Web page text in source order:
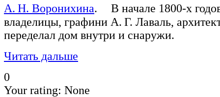
А. Н. Воронихина. В начале 1800-х
владелицы, графини А. Г. Лаваль,
переделал дом внутри и снаружи.
Читать дальше
0
Your rating: None